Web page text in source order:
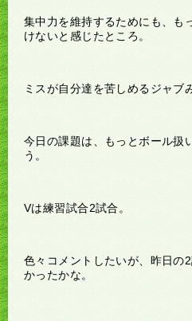
集中力を維持するためにも、も
けないと感じたところ。
ミスが自分達を苦しめるジャブ
今日の課題は、もっとボール扱
う。
Vは練習試合2試合。
色々コメントしたいが、昨日の
かったかな。